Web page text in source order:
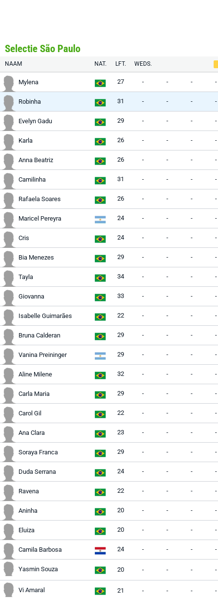
Selectie São Paulo
NAAM NAT. LFT. WEDS.
Mylena 27 - - - -
Robinha 31 - - - -
Evelyn Gadu 29 - - - -
Karla 26 - - - -
Anna Beatriz 26 - - - -
Camilinha 31 - - - -
Rafaela Soares 26 - - - -
Maricel Pereyra 24 - - - -
Cris 24 - - - -
Bia Menezes 29 - - - -
Tayla 34 - - - -
Giovanna 33 - - - -
Isabelle Guimarães 22 - - - -
Bruna Calderan 29 - - - -
Vanina Preininger 29 - - - -
Aline Milene 32 - - - -
Carla Maria 29 - - - -
Carol Gil 22 - - - -
Ana Clara 23 - - - -
Soraya Franca 29 - - - -
Duda Serrana 24 - - - -
Ravena 22 - - - -
Aninha 20 - - - -
Eluiza 20 - - - -
Camila Barbosa 24 - - - -
Yasmin Souza 20 - - - -
Vi Amaral 21 - - - -